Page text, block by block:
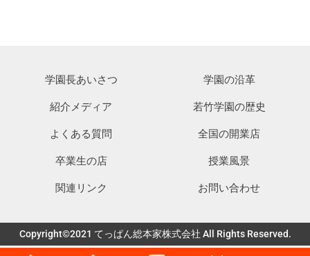
学園長あいさつ 学園の沿革
紹介メディア 若竹学園の歴史
よくある質問 全国の開業店
卒業生の店 授業風景
関連リンク お問い合わせ
Copyright©2021 てっぱん総本家株式会社 All Rights Reserved.